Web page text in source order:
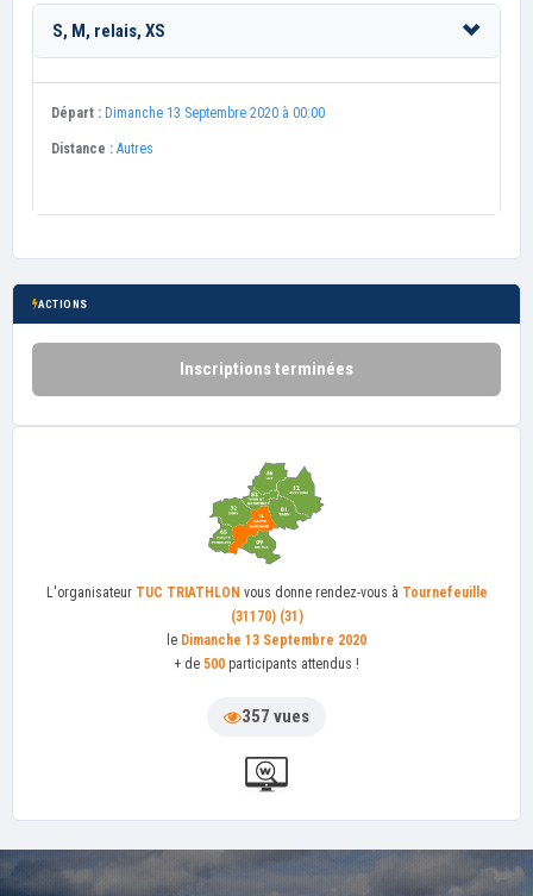
S, M, relais, XS
Départ : Dimanche 13 Septembre 2020 à 00:00
Distance : Autres
ACTIONS
Inscriptions terminées
L'organisateur TUC TRIATHLON vous donne rendez-vous à Tournefeuille
(31170) (31)
le Dimanche 13 Septembre 2020
+ de 500 participants attendus !
357 vues